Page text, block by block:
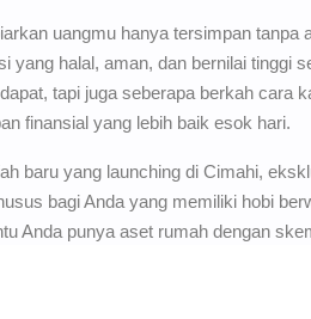
uangmu hanya tersimpan
yang halal, aman, dan bernilai tinggi
tapi juga seberapa berkah cara
finansial yang lebih baik esok hari.
baru yang launching di Cimahi,
bagi Anda yang memiliki hobi
Anda punya aset rumah dengan